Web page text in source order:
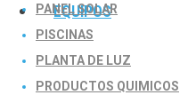
EQUIPOS
PANEL SOLAR
PISCINAS
PLANTA DE LUZ
PRODUCTOS QUIMICOS